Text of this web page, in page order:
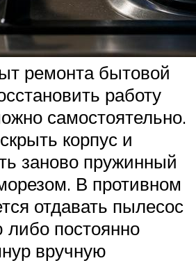
ремонта бытовой
работу
самостоятельно.
корпус и
заново пружинный
В противном
отдавать пылесос
либо постоянно
вручную